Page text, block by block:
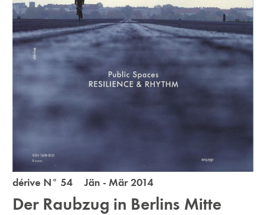
dérive N° 54 Jän - Mär 2014
Der Raubzug in Berlins Mitte